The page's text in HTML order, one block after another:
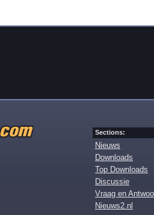
Sections:
Nieuws
Downloads
Top Downloads
Discussie
Vraag en
Nieuws2.nl